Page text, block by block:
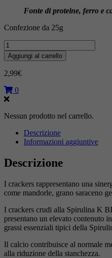
Fonte di proteine, ferro e
Confezione da 25g
Spirulina
Crackers
quantità
Aggiungi al carrello
2,99€
0
Nessun prodotto nel carrello.
Descrizione
Informazioni aggiuntive
Descrizione
I crackers rappresentano una
come mandorle, grano saraceno
I crackers crudi alla Spirulina K
presentano un elevato contenuto
grassi essenziali tipici della
Il calcio contribuisce al normale
alla riduzione della stanchezza.